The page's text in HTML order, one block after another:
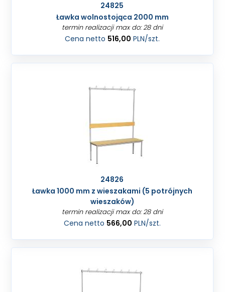
24825
Ławka wolnostojąca 2000 mm
termin realizacji max do: 28 dni
Cena netto 516,00 PLN/szt.
24826
Ławka 1000 mm z wieszakami (5 potrójnych
wieszaków)
termin realizacji max do: 28 dni
Cena netto 566,00 PLN/szt.